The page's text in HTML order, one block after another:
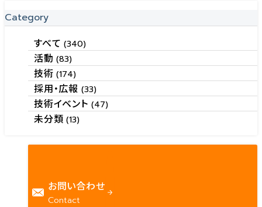
Category
すべて(340)
活動(83)
技術(174)
採用・広報 (33)
技術イベント (47)
未分類(13)
お問い合わせ
Contact